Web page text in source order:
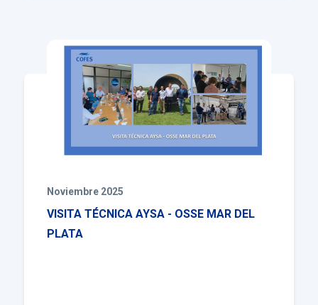
Noviembre 2025
VISITA TÉCNICA AYSA - OSSE MAR DEL
PLATA